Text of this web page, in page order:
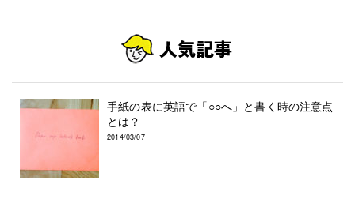
手紙の表に英語で「○○へ」と書く時の注意点
とは？
2014/03/07